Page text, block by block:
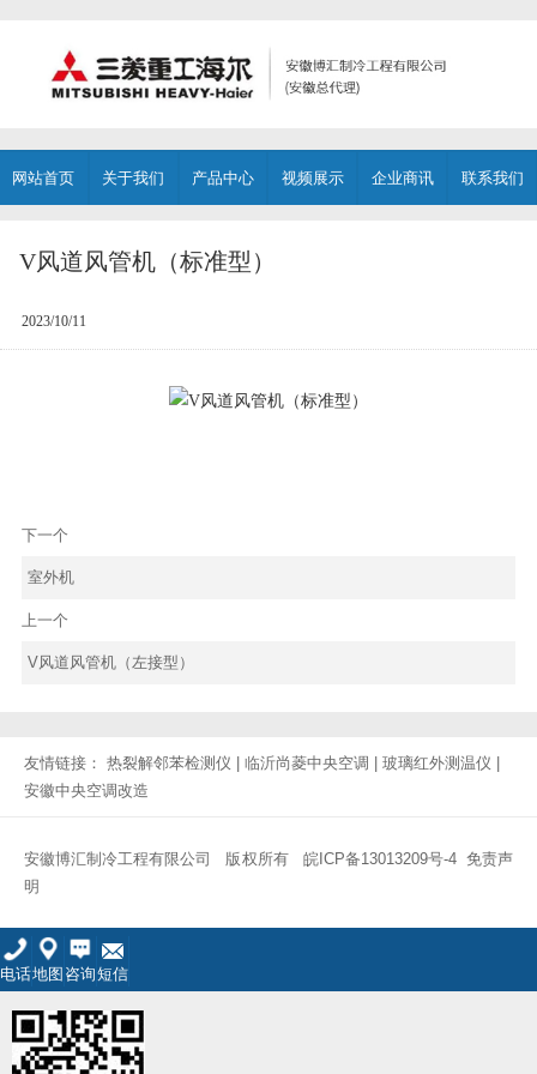
网站首页 关于我们 产品中心 视频展示 企业商讯 联系我们
V风道风管机（标准型）
2023/10/11
下一个
室外机
上一个
V风道风管机（左接型）
友情链接： 热裂解邻苯检测仪 临沂尚菱中央空调 玻璃红外测温仪
安徽中央空调改造
安徽博汇制冷工程有限公司 版权所有 皖ICP备13013209号-4 免责声
明
电话地图 咨询短信